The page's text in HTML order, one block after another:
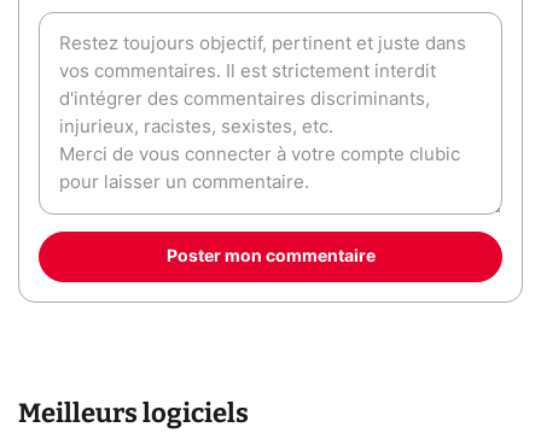
Poster mon commentaire
Meilleurs logiciels